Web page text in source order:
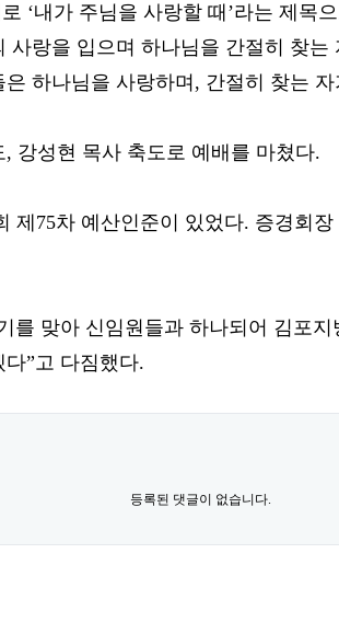
‘내가 주님을 사랑할 때’라는 제목
사랑을 입으며 하나님을 간절히 찾는
하나님을 사랑하며, 간절히 찾는
강성현 목사 축도로 예배를 마쳤다.
제75차 예산인준이 있었다. 증경회
를 맞아 신임원들과 하나되어 김포
”고 다짐했다.
등록된 댓글이 없습니다.